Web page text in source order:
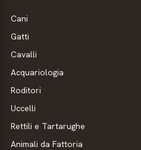
Cani
Gatti
Cavalli
Acquariologia
Roditori
Uccelli
Rettili e Tartarughe
Animali da Fattoria